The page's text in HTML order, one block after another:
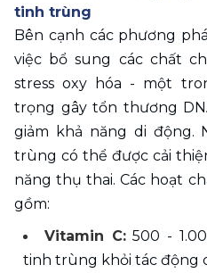
tinh trùng
Bên cạnh các phương
việc bổ sung các chất
stress oxy hóa - một
trọng gây tổn thương
giảm khả năng di động.
trùng có thể được cải
năng thụ thai. Các hoạt
gồm:
Vitamin C: 500 -
tinh trùng khỏi tác động